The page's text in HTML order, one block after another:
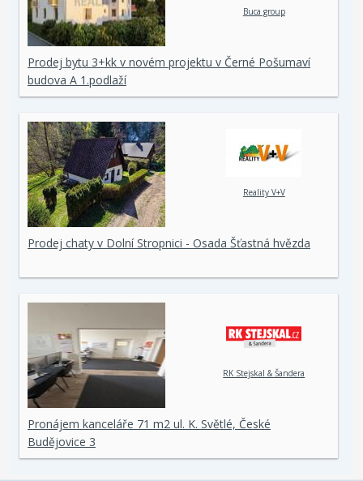
Buca group
Prodej bytu 3+kk v novém projektu v Černé Pošumaví
budova A 1.podlaží
Reality V+V
Prodej chaty v Dolní Stropnici - Osada Šťastná hvězda
RK Stejskal & Šandera
Pronájem kanceláře 71 m2 ul. K. Světlé, České
Budějovice 3